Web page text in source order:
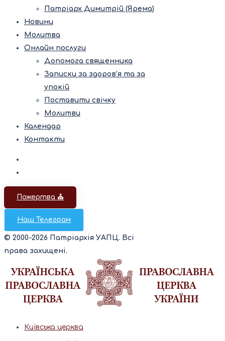
Патріарх Димитрій (Ярема)
Новини
Молитва
Онлайн послуги
Допомога священника
Записки за здоров’я та за
упокій
Поставити свічку
Молитви
Календар
Контакти
Пожертва ⛪️
Наш Телеграм
© 2000-2026 Патріархія УАПЦ. Всі
права захищені.
Київська церква